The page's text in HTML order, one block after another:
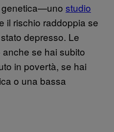
genetica—uno studio
il rischio raddoppia se
depresso. Le
se hai subito
in povertà, se hai
o una bassa